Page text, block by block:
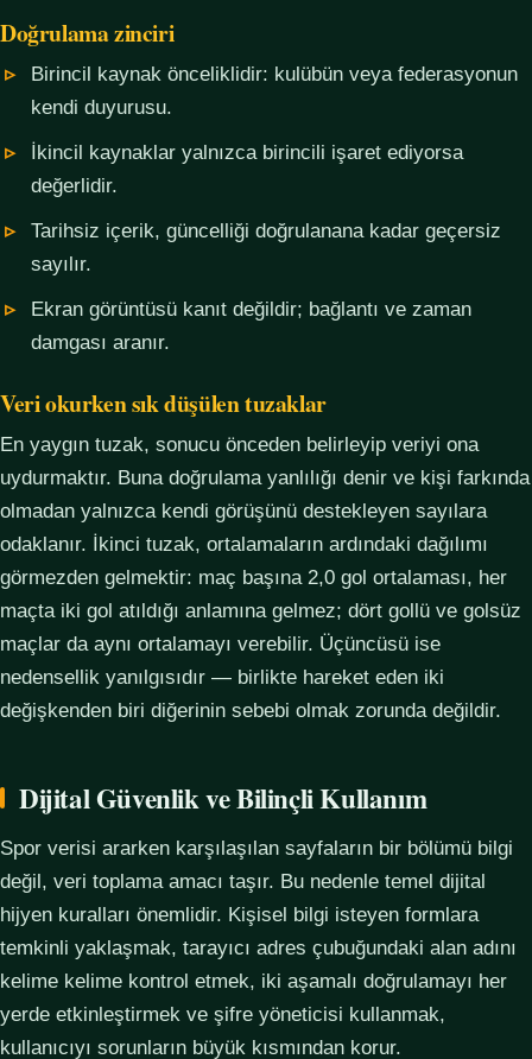
Doğrulama zinciri
Birincil kaynak önceliklidir: kulübün veya federasyonun
kendi duyurusu.
İkincil kaynaklar yalnızca birincili işaret ediyorsa
değerlidir.
Tarihsiz içerik, güncelliği doğrulanana kadar geçersiz
sayılır.
Ekran görüntüsü kanıt değildir; bağlantı ve zaman
damgası aranır.
Veri okurken sık düşülen tuzaklar
En yaygın tuzak, sonucu önceden belirleyip veriyi ona
uydurmaktır. Buna doğrulama yanlılığı denir ve kişi farkında
olmadan yalnızca kendi görüşünü destekleyen sayılara
odaklanır. İkinci tuzak, ortalamaların ardındaki dağılımı
görmezden gelmektir: maç başına 2,0 gol ortalaması, her
maçta iki gol atıldığı anlamına gelmez; dört gollü ve golsüz
maçlar da aynı ortalamayı verebilir. Üçüncüsü ise
nedensellik yanılgısıdır — birlikte hareket eden iki
değişkenden biri diğerinin sebebi olmak zorunda değildir.
Dijital Güvenlik ve Bilinçli Kullanım
Spor verisi ararken karşılaşılan sayfaların bir bölümü bilgi
değil, veri toplama amacı taşır. Bu nedenle temel dijital
hijyen kuralları önemlidir. Kişisel bilgi isteyen formlara
temkinli yaklaşmak, tarayıcı adres çubuğundaki alan adını
kelime kelime kontrol etmek, iki aşamalı doğrulamayı her
yerde etkinleştirmek ve şifre yöneticisi kullanmak,
kullanıcıyı sorunların büyük kısmından korur.